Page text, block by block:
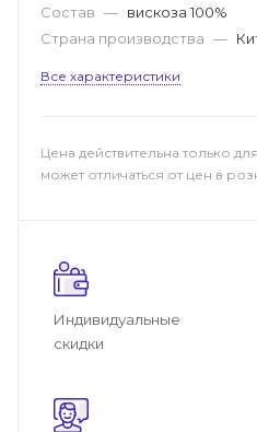
Состав — вискоза 100%
Страна производства —
Все характеристики
Цена действительна только
может отличаться от цен в
Индивидуальные
скидки